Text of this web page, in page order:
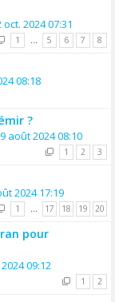
oct. 2024 07:31
1 … 5 6 7 8
08:18
?
août 2024 08:10
1 2 3
2024 17:19
1 … 17 18 19 20
pour
09:12
1 2